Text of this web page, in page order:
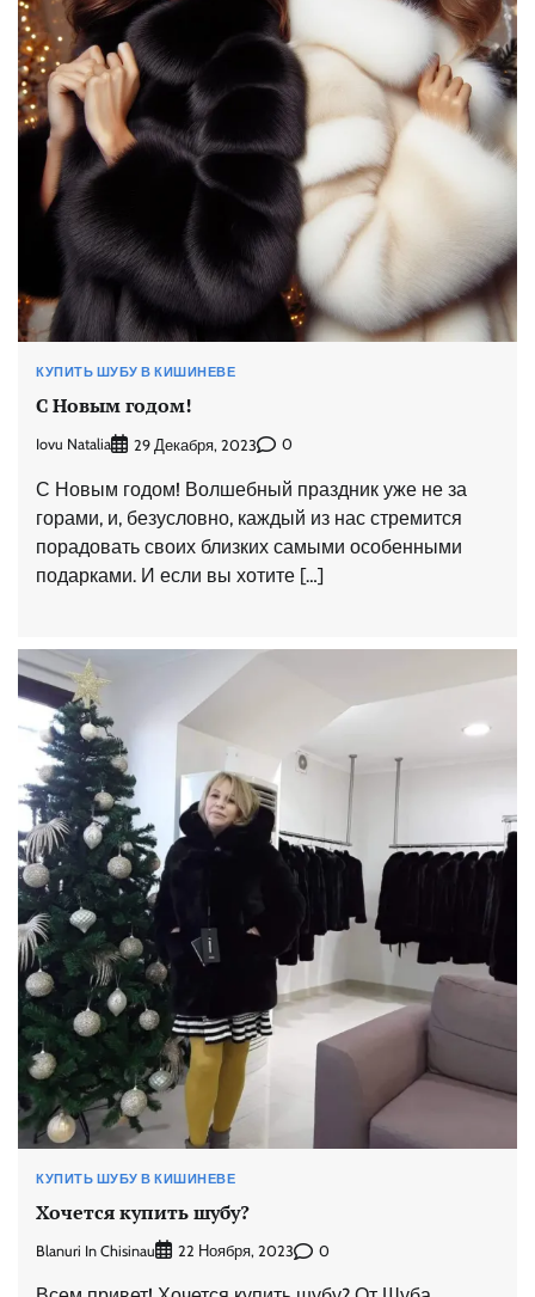
КУПИТЬ ШУБУ В КИШИНЕВЕ
С Новым годом!
Iovu Natalia 29 Декабря, 2023 0
С Новым годом! Волшебный праздник уже не за
горами, и, безусловно, каждый из нас стремится
порадовать своих близких самыми особенными
подарками. И если вы хотите […]
КУПИТЬ ШУБУ В КИШИНЕВЕ
Хочется купить шубу?
Blanuri In Chisinau 22 Ноября, 2023 0